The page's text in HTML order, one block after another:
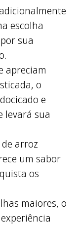
escolha
sua
apreciam
o
e
levará sua
de arroz
um sabor
os
maiores, o